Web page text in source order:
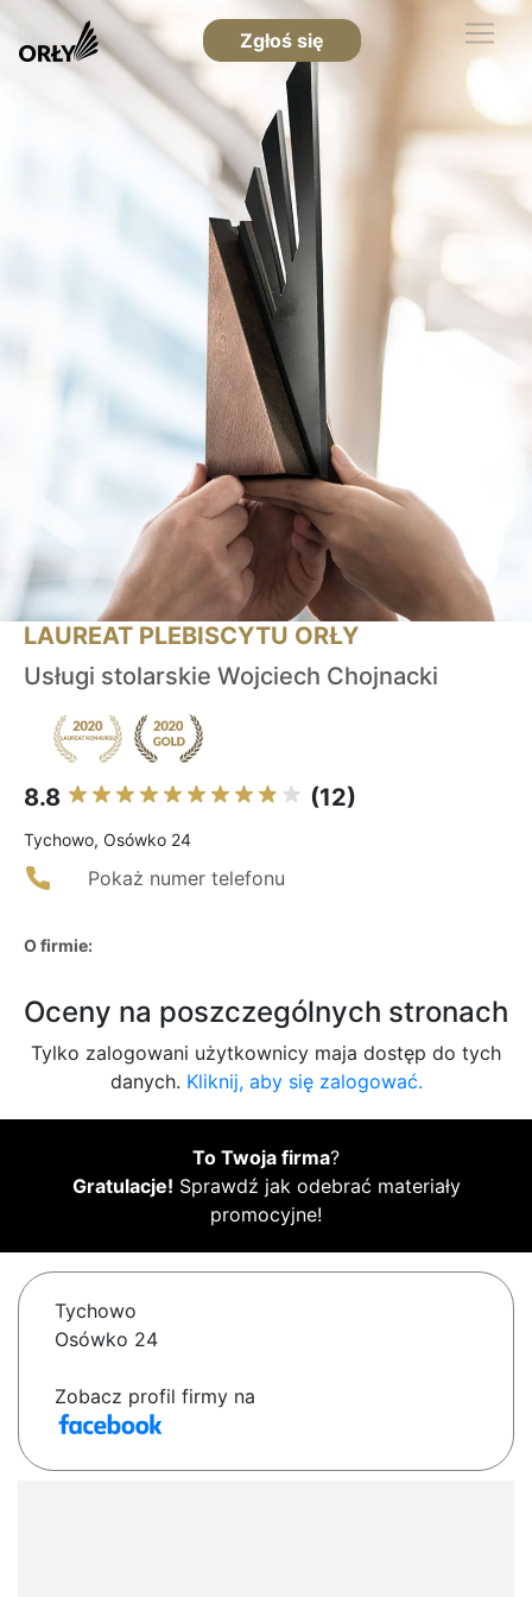
Zgłoś się
LAUREAT PLEBISCYTU ORŁY
Usługi stolarskie Wojciech Chojnacki
8.8 (12)
Tychowo, Osówko 24
Pokaż numer telefonu
O firmie:
Oceny na poszczególnych stronach
Tylko zalogowani użytkownicy maja dostęp do tych
danych. Kliknij, aby się zalogować.
To Twoja firma?
Gratulacje! Sprawdź jak odebrać materiały
promocyjne!
Tychowo
Osówko 24
Zobacz profil firmy na